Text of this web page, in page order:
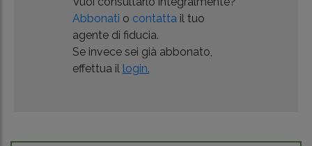
Abbonati o contattail tuo
agente di fiducia.
Se invece sei già abbonato,
effettua il login.